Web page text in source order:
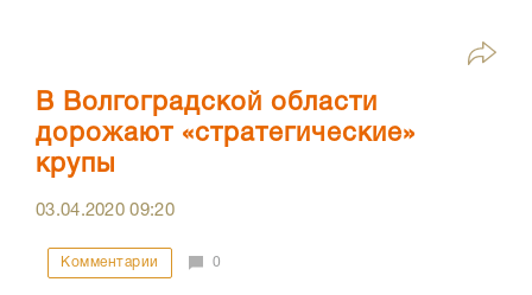
В Волгоградской области
дорожают «стратегические»
крупы
03.04.202009:20
Комментарии 0